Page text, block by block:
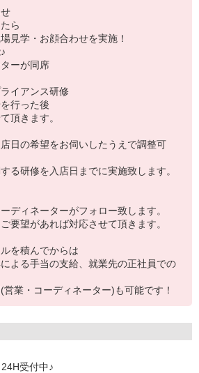
ら
見学・お顔合わせを実施！
ーが同席
イアンス研修
行った後
頂きます。
日の希望をお伺いしたうえで調整可
る研修を入店日までに実施致します。
ディネーターがフォロー致します。
要望があれば対応させて頂きます。
を積んでからは
よる手当の支給、就業先の正社員での
業・コーディネーター)も可能です！
受付中♪